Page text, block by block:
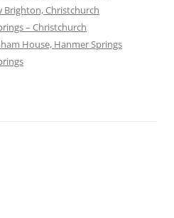
Brighton, Christchurch
– Christchurch
House, Hanmer Springs